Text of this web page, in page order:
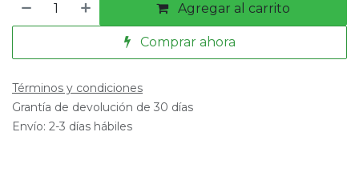
Agregar al carrito
Comprar ahora
Términos y condiciones
Grantía de devolución de 30 días
Envío: 2-3 días hábiles